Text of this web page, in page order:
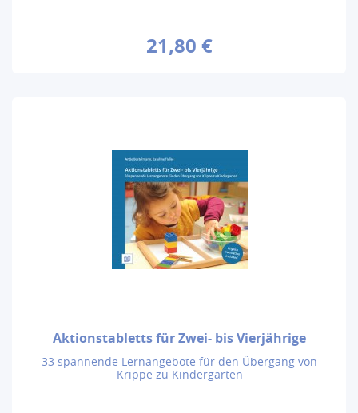
21,80 €
Aktionstabletts für Zwei- bis Vierjährige
33 spannende Lernangebote für den Übergang von
Krippe zu Kindergarten